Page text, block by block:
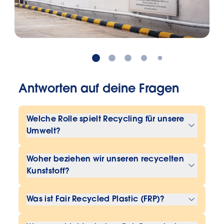
Antworten auf deine Fragen
Welche Rolle spielt Recycling für unsere
Umwelt?
Recycling ist ein unverzichtbarer
Bestandteil der nachhaltigen
Kunststoff-Produktion und somit
tonangebend für den Wandel von
einer linearen zu einer
geschlossenen Kreislaufwirtschaft.
Woher beziehen wir unseren recycelten
Kunststoff?
Wir erhalten unseren Rohstoff von
verschiedenen Recycling-
Was ist Fair Recycled Plastic (FRP)?
Mit der Initiative Fair Recycled Plastic